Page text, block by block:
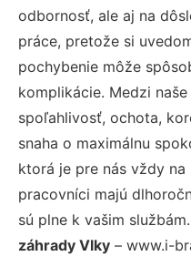
odbornosť, ale aj na
práce, pretože si
pochybenie môže
komplikácie. Medzi
spoľahlivosť, ochota,
snaha o maximálnu
ktorá je pre nás vždy na
pracovníci majú
sú plne k vašim službám.
záhrady Vlky – www.i-